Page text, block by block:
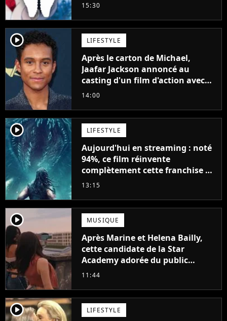
15:30
player2 LIFESTYLE
Après le carton de Michael,
Jaafar Jackson annoncé au
casting d'un film d'action avec
Will Smith
14:00
player2 LIFESTYLE
Aujourd'hui en streaming : noté
94%, ce film réinvente
complètement cette franchise de
science-fiction vieille de 40 ans
13:15
player2 MUSIQUE
Après Marine et Helena Bailly,
cette candidate de la Star
Academy adorée du public
annonce son premier album,
11:44
player2 LIFESTYLE